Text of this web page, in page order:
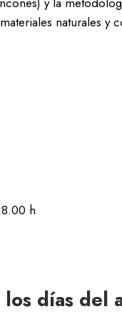
naturales y
h
días del